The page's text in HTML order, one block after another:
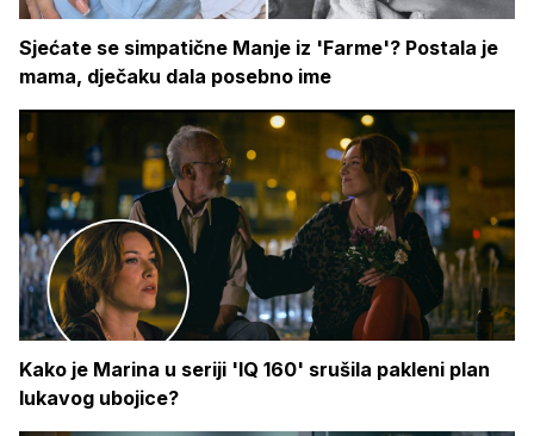
Sjećate se simpatične Manje iz 'Farme'? Postala je
mama, dječaku dala posebno ime
Kako je Marina u seriji 'IQ 160' srušila pakleni plan
lukavog ubojice?